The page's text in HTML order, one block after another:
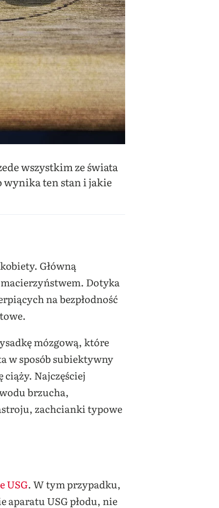
wszystkim ze świata
wynika ten stan i jakie
Główną
Dotyka
na bezpłodność
mózgową, które
w sposób subiektywny
Najczęściej
brzucha,
zachcianki typowe
USG. W tym przypadku,
aparatu USG płodu, nie